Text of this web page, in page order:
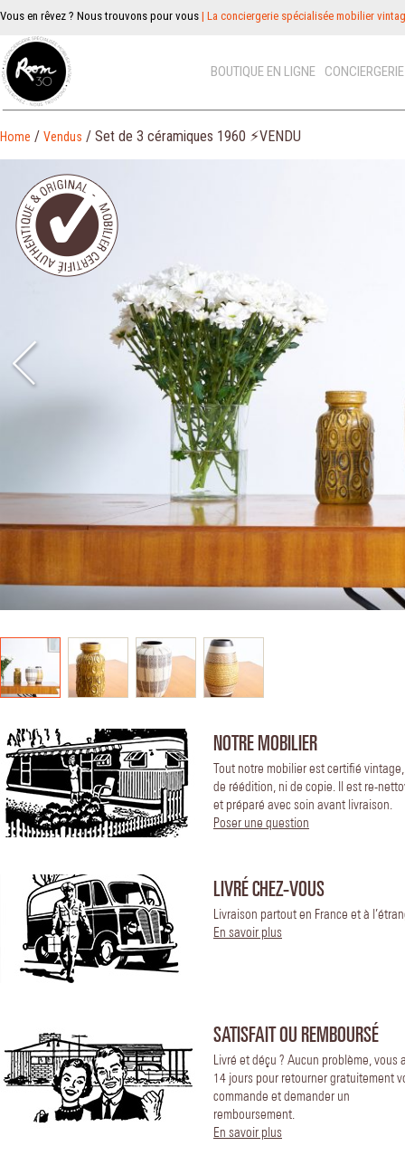
Vous en rêvez ? Nous trouvons pour vous | La conciergerie spécialisée mobilier
BOUTIQUE EN LIGNE
Home / Vendus / Set de 3 céramiques 1960 ⚡︎VENDU
NOTRE MOBILIER
Tout notre mobilier est certifié
de réédition, ni de copie. Il est re-
et préparé avec soin avant livraison.
Poser une question
LIVRÉ CHEZ-VOUS
Livraison partout en France et à
En savoir plus
SATISFAIT OU REMBOURSÉ
Livré et déçu ? Aucun problème, vous
14 jours pour retourner gratuitement
commande et demander un
remboursement.
En savoir plus